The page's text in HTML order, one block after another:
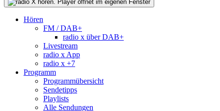
Hören
FM / DAB+
radio x über DAB+
Livestream
radio x App
radio x +7
Programm
Programmübersicht
Sendetipps
Playlists
Alle Sendungen